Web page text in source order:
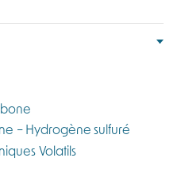
– Hydrogène sulfuré
Volatils